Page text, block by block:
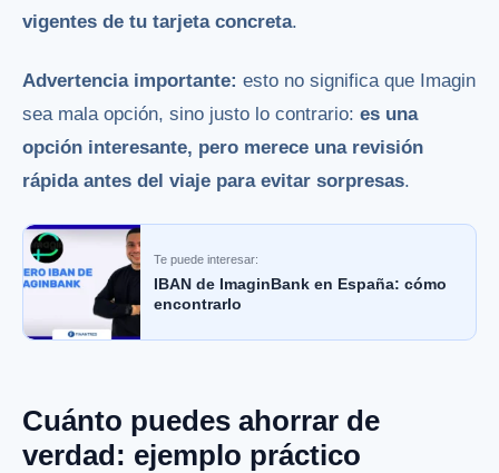
vigentes de tu tarjeta concreta.
Advertencia importante: esto no significa que Imagin
sea mala opción, sino justo lo contrario: es una
opción interesante, pero merece una revisión
rápida antes del viaje para evitar sorpresas.
Te puede interesar:
IBAN de ImaginBank en España: cómo
encontrarlo
Cuánto puedes ahorrar de
verdad: ejemplo práctico